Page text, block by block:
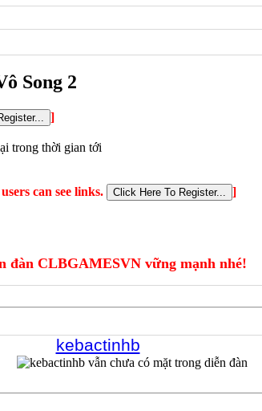
Song 2
]
trong thời gian tới
can see links.
]
đàn CLBGAMESVN vững mạnh nhé!
kebactinhb